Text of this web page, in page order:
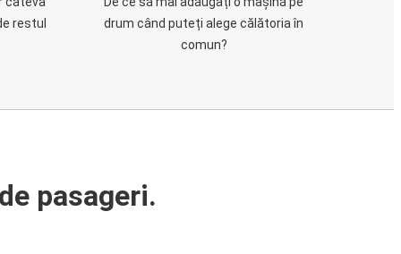
restul
drum când puteți alege călătoria în
comun?
pasageri.